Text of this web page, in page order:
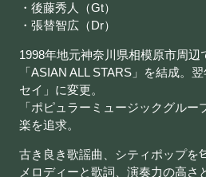
・後藤秀人（Gt）
・張替智広（Dr）
1998年地元神奈川県相模原市周辺
「ASIAN ALL STARS」を結成。
セイ」に変更。
「ポピュラーミュージックグル
楽を追求。
古き良き歌謡曲、シティポップを
メロディーと歌詞、演奏力の高さ